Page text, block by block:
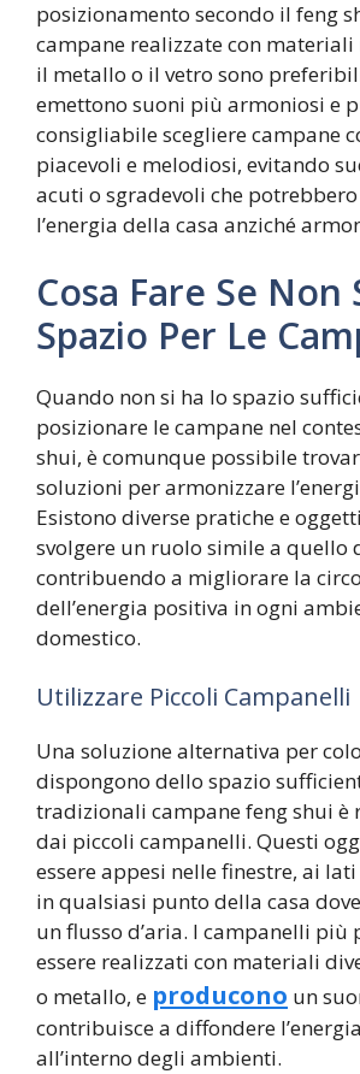
posizionamento secondo il feng
campane realizzate con
il metallo o il vetro sono
emettono suoni più armoniosi e
consigliabile scegliere campane
piacevoli e melodiosi, evitando
acuti o sgradevoli che
l’energia della casa anziché
Cosa Fare Se Non
Spazio Per Le
Quando non si ha lo spazio
posizionare le campane nel
shui, è comunque possibile
soluzioni per armonizzare
Esistono diverse pratiche e
svolgere un ruolo simile a quello
contribuendo a migliorare la
dell’energia positiva in ogni
domestico.
Utilizzare Piccoli Campanelli
Una soluzione alternativa per
dispongono dello spazio
tradizionali campane feng shui è
dai piccoli campanelli. Questi
essere appesi nelle finestre, ai
in qualsiasi punto della casa
un flusso d’aria. I campanelli più
essere realizzati con materiali
o metallo, e producono un
contribuisce a diffondere
all’interno degli ambienti.